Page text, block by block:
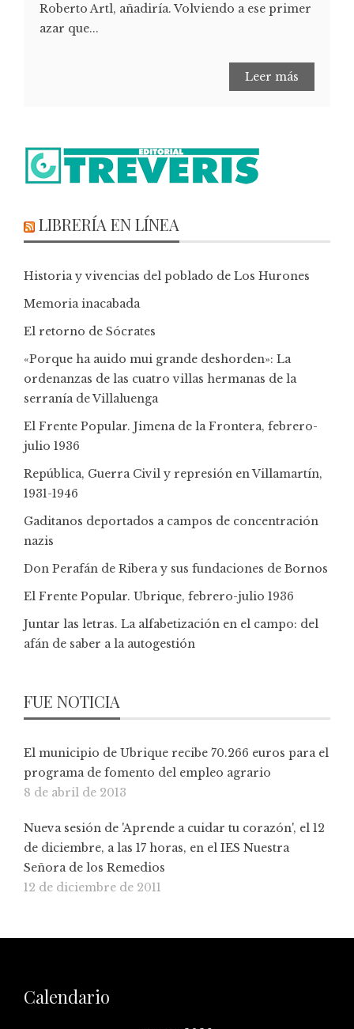
Roberto Artl, añadiría. Volviendo a ese primer
azar que...
Leer más
LIBRERÍA EN LÍNEA
Historia y vivencias del poblado de Los Hurones
Memoria inacabada
El retorno de Sócrates
«Porque ha auido mui grande deshorden»: La
ordenanzas de las cuatro villas hermanas de la
serranía de Villaluenga
El Frente Popular. Jimena de la Frontera, febrero-
julio 1936
República, Guerra Civil y represión en Villamartín,
1931-1946
Gaditanos deportados a campos de concentración
nazis
Don Perafán de Ribera y sus fundaciones de Bornos
El Frente Popular. Ubrique, febrero-julio 1936
Juntar las letras. La alfabetización en el campo: del
afán de saber a la autogestión
FUE NOTICIA
El municipio de Ubrique recibe 70.266 euros para el
programa de fomento del empleo agrario
8 de abril de 2013
Nueva sesión de 'Aprende a cuidar tu corazón', el 12
de diciembre, a las 17 horas, en el IES Nuestra
Señora de los Remedios
12 de diciembre de 2011
Calendario